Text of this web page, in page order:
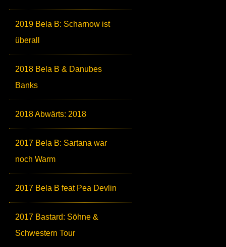
2019 Bela B: Scharnow ist
überall
2018 Bela B & Danubes
Banks
2018 Abwärts: 2018
2017 Bela B: Sartana war
noch Warm
2017 Bela B feat Pea Devlin
2017 Bastard: Söhne &
Schwestern Tour